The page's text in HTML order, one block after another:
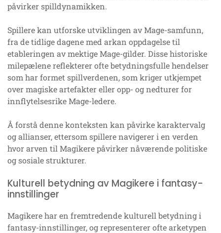
påvirker spilldynamikken.
Spillere kan utforske utviklingen av Mage-samfunn,
fra de tidlige dagene med arkan oppdagelse til
etableringen av mektige Mage-gilder. Disse historiske
milepælene reflekterer ofte betydningsfulle hendelser
som har formet spillverdenen, som kriger utkjempet
over magiske artefakter eller opp- og nedturer for
innflytelsesrike Mage-ledere.
Å forstå denne konteksten kan påvirke karaktervalg
og allianser, ettersom spillere navigerer i en verden
hvor arven til Magikere påvirker nåværende politiske
og sosiale strukturer.
Kulturell betydning av Magikere i fantasy-
innstillinger
Magikere har en fremtredende kulturell betydning i
fantasy-innstillinger, og representerer ofte arketypen